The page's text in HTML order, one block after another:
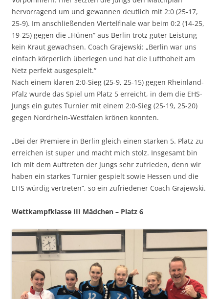
hervorragend um und gewannen deutlich mit 2:0 (25-17,
25-9). Im anschließenden Viertelfinale war beim 0:2 (14-25,
19-25) gegen die „Hünen“ aus Berlin trotz guter Leistung
kein Kraut gewachsen. Coach Grajewski: „Berlin war uns
einfach körperlich überlegen und hat die Lufthoheit am
Netz perfekt ausgespielt.“
Nach einem klaren 2:0-Sieg (25-9, 25-15) gegen Rheinland-
Pfalz wurde das Spiel um Platz 5 erreicht, in dem die EHS-
Jungs ein gutes Turnier mit einem 2:0-Sieg (25-19, 25-20)
gegen Nordrhein-Westfalen krönen konnten.
„Bei der Premiere in Berlin gleich einen starken 5. Platz zu
erreichen ist super und macht mich stolz. Insgesamt bin
ich mit dem Auftreten der Jungs sehr zufrieden, denn wir
haben ein starkes Turnier gespielt sowie Hessen und die
EHS würdig vertreten“, so ein zufriedener Coach Grajewski.
Wettkampfklasse III Mädchen – Platz 6